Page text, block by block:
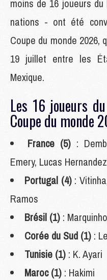
moins de 16 joueurs
nations - ont été
Coupe du monde 2026,
19 juillet entre les
Mexique.
Les 16 joueurs
Coupe du monde
France (5) :
Emery, Lucas Hernandez
Portugal (4):
Ramos
Brésil (1) :
Corée du Sud (1) :
Tunisie (1) : K. Ayari
Maroc (1) : Hakimi